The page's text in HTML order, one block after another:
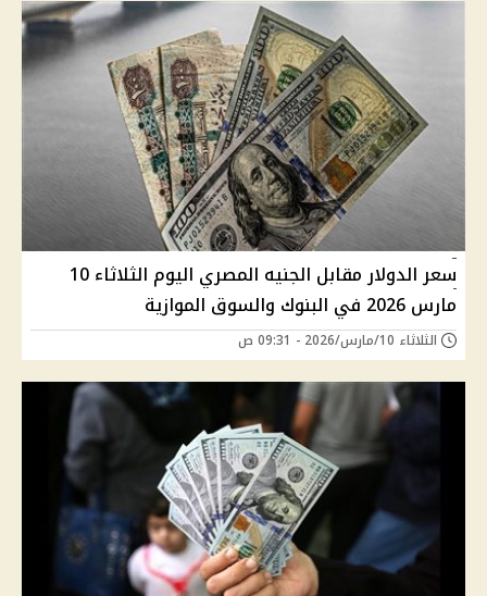
سعر الدولار مقابل الجنيه المصري اليوم الثلاثاء 10
مارس 2026 في البنوك والسوق الموازية
الثلاثاء 10/مارس/2026 - 09:31 ص